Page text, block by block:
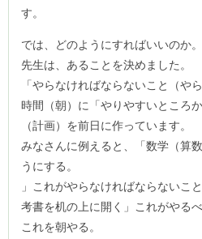
す。
では、どのようにすればいいのか。
先生は、あることを決めました。
「やらなければならないこと（や
時間（朝）に「やりやすいところ
（計画）を前日に作っています。
みなさんに例えると、「数学（算
うにする。
」これがやらなければならないこ
考書を机の上に開く」これがやる
これを朝やる。